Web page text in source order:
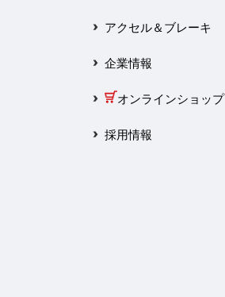
2025年1月
2024年12月
2024年11月
2024年10月
アクセル＆ブレーキ
企業情報
オンラインショップ
採用情報